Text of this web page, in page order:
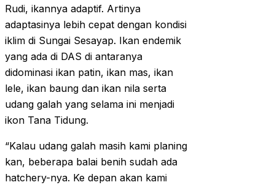
Rudi, ikannya adaptif. Artinya
adaptasinya lebih cepat dengan kondisi
iklim di Sungai Sesayap. Ikan endemik
yang ada di DAS di antaranya
didominasi ikan patin, ikan mas, ikan
lele, ikan baung dan ikan nila serta
udang galah yang selama ini menjadi
ikon Tana Tidung.
“Kalau udang galah masih kami planing
kan, beberapa balai benih sudah ada
hatchery-nya. Ke depan akan kami